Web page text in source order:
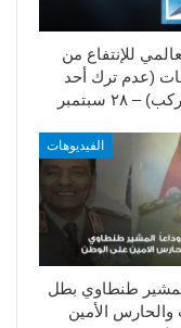
للإنتفاع من
(عدم ترك أحد
٢٨ سبتمبر
الفيديوهات
طنطاوي بطل
والحارس الأمين